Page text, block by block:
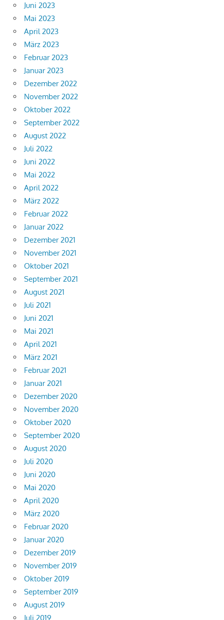
Juni 2023
Mai 2023
April 2023
März 2023
Februar 2023
Januar 2023
Dezember 2022
November 2022
Oktober 2022
September 2022
August 2022
Juli 2022
Juni 2022
Mai 2022
April 2022
März 2022
Februar 2022
Januar 2022
Dezember 2021
November 2021
Oktober 2021
September 2021
August 2021
Juli 2021
Juni 2021
Mai 2021
April 2021
März 2021
Februar 2021
Januar 2021
Dezember 2020
November 2020
Oktober 2020
September 2020
August 2020
Juli 2020
Juni 2020
Mai 2020
April 2020
März 2020
Februar 2020
Januar 2020
Dezember 2019
November 2019
Oktober 2019
September 2019
August 2019
Juli 2019